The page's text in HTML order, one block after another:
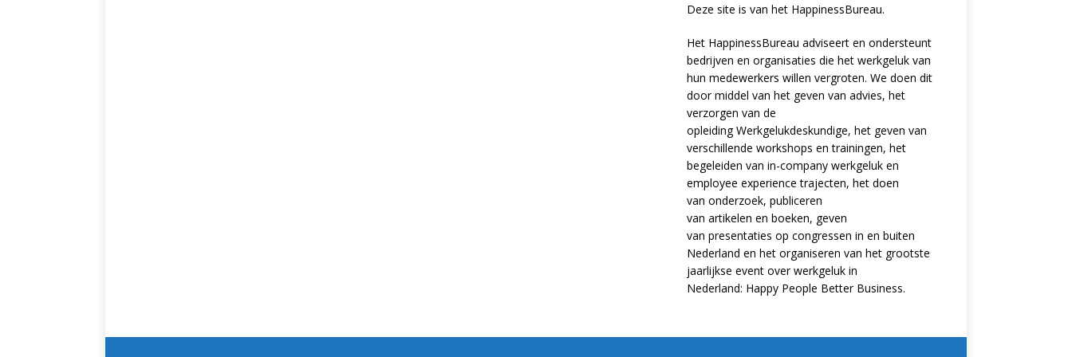
Deze site is van het HappinessBureau.
Het HappinessBureau adviseert en ondersteunt
bedrijven en organisaties die het werkgeluk van
hun medewerkers willen vergroten. We doen dit
door middel van het geven van advies, het
verzorgen van de
opleidingWerkgelukdeskundige, het geven van
verschillende workshops en trainingen, het
begeleiden van in-company werkgeluk en
employee experiencetrajecten, het doen
van onderzoek, publiceren
van artikelen en boeken, geven
van presentaties op congressen in en buiten
Nederland en het organiseren van het grootste
jaarlijkse event over werkgeluk in
Nederland: Happy People Better Business.